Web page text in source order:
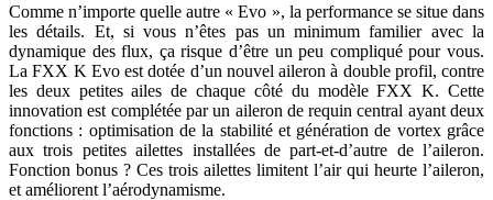
Comme n’importe quelle autre « Evo », la performance se situe dans
les détails. Et, si vous n’êtes pas un minimum familier avec la
dynamique des flux, ça risque d’être un peu compliqué pour vous.
La FXX K Evo est dotée d’un nouvel aileron à double profil, contre
les deux petites ailes de chaque côté du modèle FXX K. Cette
innovation est complétée par un aileron de requin central ayant deux
fonctions : optimisation de la stabilité et génération de vortex grâce
aux trois petites ailettes installées de part-et-d’autre de l’aileron.
Fonction bonus ? Ces trois ailettes limitent l’air qui heurte l’aileron,
et améliorent l’aérodynamisme.